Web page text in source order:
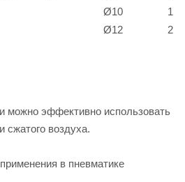
Ø10
Ø12
1,5
2
можно эффективно использовать
сжатого воздуха.
в пневматике